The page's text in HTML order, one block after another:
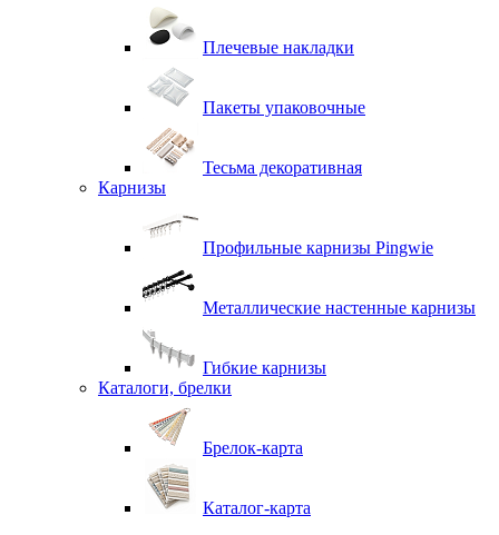
Плечевые накладки
Пакеты упаковочные
Тесьма декоративная
Карнизы
Профильные карнизы Pingwie
Металлические настенные карнизы
Гибкие карнизы
Каталоги, брелки
Брелок-карта
Каталог-карта